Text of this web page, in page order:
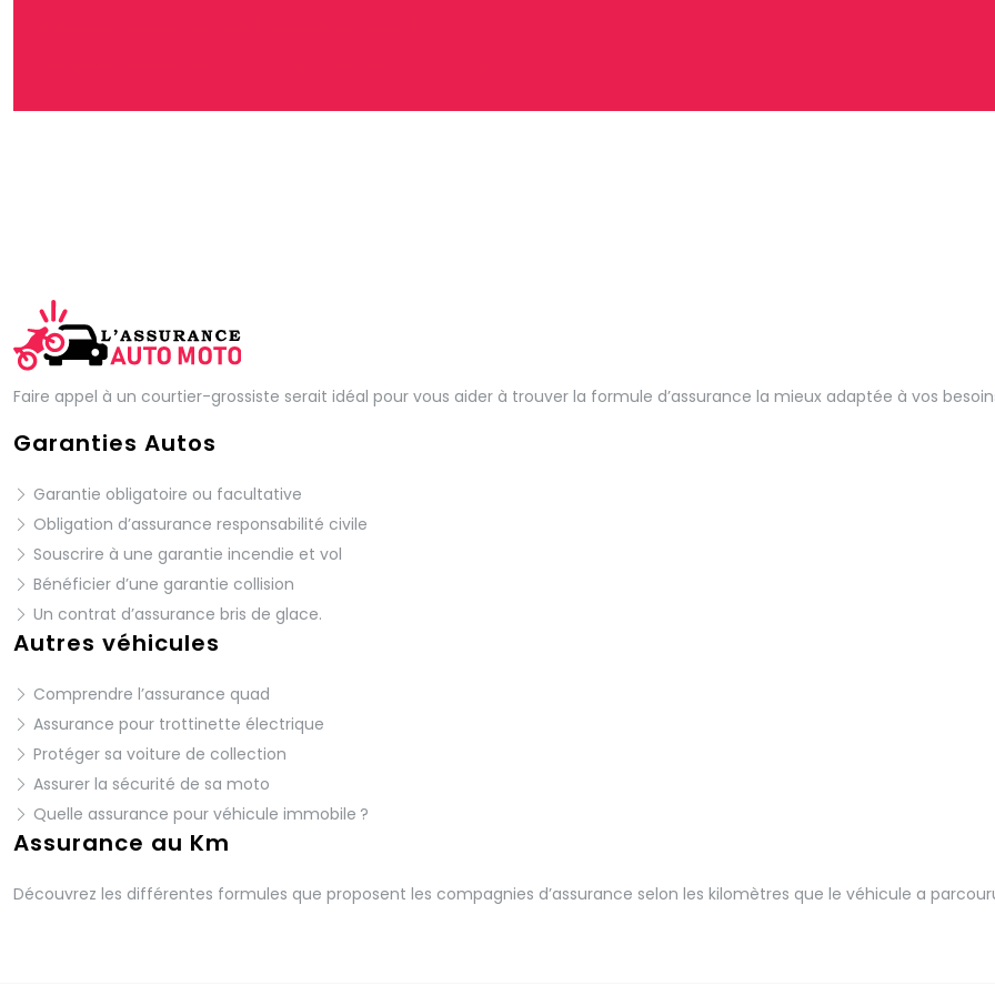
Faire appel à un courtier-grossiste serait idéal pour vous aider à trouver la formule d’assurance la mieux adaptée à vos
Garanties Autos
Garantie obligatoire ou facultative
Obligation d’assurance responsabilité civile
Souscrire à une garantie incendie et vol
Bénéficier d’une garantie collision
Un contrat d’assurance bris de glace.
Autres véhicules
Comprendre l’assurance quad
Assurance pour trottinette électrique
Protéger sa voiture de collection
Assurer la sécurité de sa moto
Quelle assurance pour véhicule immobile ?
Assurance au Km
Découvrez les différentes formules que proposent les compagnies d’assurance selon les kilomètres que le véhicule a